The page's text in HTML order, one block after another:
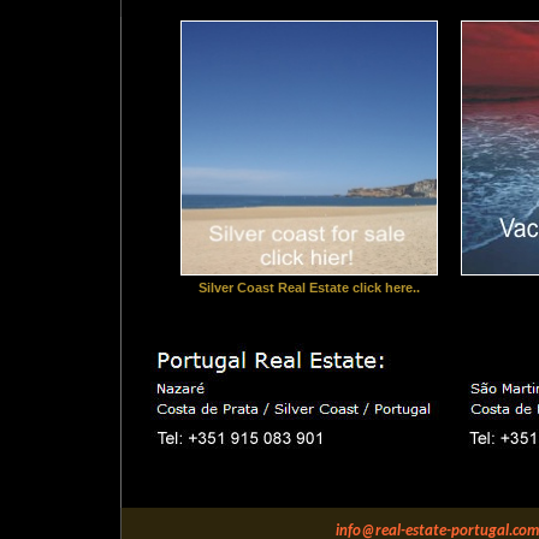
Silver Coast Real Estate click here..
info@real-estate-portugal.com